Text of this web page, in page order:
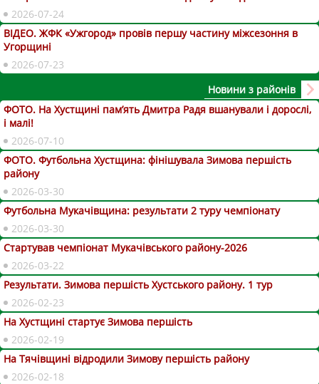
2026-07-24
ВІДЕО. ЖФК «Ужгород» провів першу частину міжсезоння в
Угорщині
2026-07-23
Новини з районів
ФОТО. На Хустщині пам’ять Дмитра Радя вшанували і дорослі,
і малі!
2026-07-10
ФОТО. Футбольна Хустщина: фінішувала Зимова першість
району
2026-03-30
Футбольна Мукачівщина: результати 2 туру чемпіонату
2026-03-30
Стартував чемпіонат Мукачівського району-2026
2026-03-22
Результати. Зимова першість Хустського району. 1 тур
2026-02-23
На Хустщині стартує Зимова першість
2026-02-19
На Тячівщині відродили Зимову першість району
2026-02-18